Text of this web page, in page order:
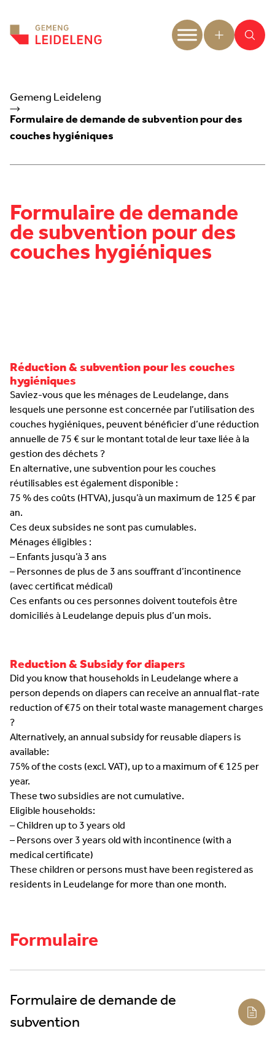
Gemeng Leideleng
Formulaire de demande de subvention pour des
couches hygiéniques
Formulaire de demande
de subvention pour des
couches hygiéniques
Réduction & subvention pour les couches
hygiéniques
Saviez-vous que les ménages de Leudelange, dans
lesquels une personne est concernée par l’utilisation des
couches hygiéniques, peuvent bénéficier d’une réduction
annuelle de 75 € sur le montant total de leur taxe liée à la
gestion des déchets ?
En alternative, une subvention pour les couches
réutilisables est également disponible :
75 % des coûts (HTVA), jusqu’à un maximum de 125 € par
an.
Ces deux subsides ne sont pas cumulables.
Ménages éligibles :
– Enfants jusqu’à 3 ans
– Personnes de plus de 3 ans souffrant d’incontinence
(avec certificat médical)
Ces enfants ou ces personnes doivent toutefois être
domiciliés à Leudelange depuis plus d’un mois.
Reduction & Subsidy for diapers
Did you know that households in Leudelange where a
person depends on diapers can receive an annual flat-rate
reduction of €75 on their total waste management charges
?
Alternatively, an annual subsidy for reusable diapers is
available:
75% of the costs (excl. VAT), up to a maximum of € 125 per
year.
These two subsidies are not cumulative.
Eligible households:
– Children up to 3 years old
– Persons over 3 years old with incontinence (with a
medical certificate)
These children or persons must have been registered as
residents in Leudelange for more than one month.
Formulaire
Formulaire de demande de
subvention